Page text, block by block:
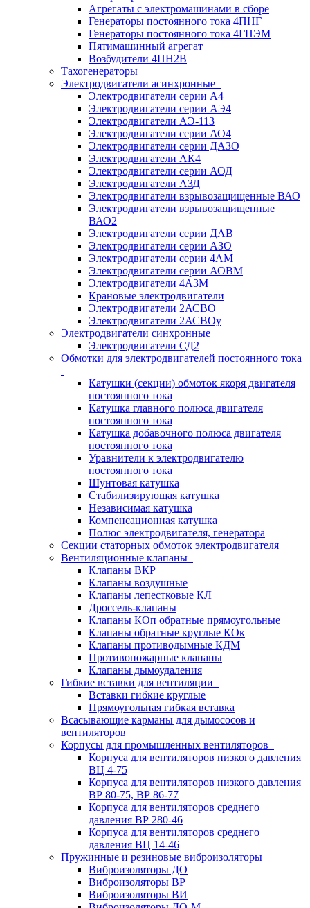
Агрегаты с электромашинами в сборе
Генераторы постоянного тока 4ПНГ
Генераторы постоянного тока 4ГПЭМ
Пятимашинный агрегат
Возбудители 4ПН2В
Тахогенераторы
Электродвигатели асинхронные
Электродвигатели серии А4
Электродвигатели серии АЭ4
Электродвигатели АЭ-113
Электродвигатели серии АО4
Электродвигатели серии ДАЗО
Электродвигатели АК4
Электродвигатели серии АОД
Электродвигатели АЗД
Электродвигатели взрывозащищенные ВАО
Электродвигатели взрывозащищенные
ВАО2
Электродвигатели серии ДАВ
Электродвигатели серии АЗО
Электродвигатели серии 4АМ
Электродвигатели серии АОВМ
Электродвигатели 4АЗМ
Крановые электродвигатели
Электродвигатели 2АСВО
Электродвигатели 2АСВОу
Электродвигатели синхронные
Электродвигатели СД2
Обмотки для электродвигателей постоянного тока
Катушки (секции) обмоток якоря двигателя
постоянного тока
Катушка главного полюса двигателя
постоянного тока
Катушка добавочного полюса двигателя
постоянного тока
Уравнители к электродвигателю
постоянного тока
Шунтовая катушка
Стабилизирующая катушка
Независимая катушка
Компенсационная катушка
Полюс электродвигателя, генератора
Секции статорных обмоток электродвигателя
Вентиляционные клапаны
Клапаны ВКР
Клапаны воздушные
Клапаны лепестковые КЛ
Дроссель-клапаны
Клапаны КОп обратные прямоугольные
Клапаны обратные круглые КОк
Клапаны противодымные КДМ
Противопожарные клапаны
Клапаны дымоудаления
Гибкие вставки для вентиляции
Вставки гибкие круглые
Прямоугольная гибкая вставка
Всасывающие карманы для дымососов и
вентиляторов
Корпусы для промышленных вентиляторов
Корпуса для вентиляторов низкого давления
ВЦ 4-75
Корпуса для вентиляторов низкого давления
ВР 80-75, ВР 86-77
Корпуса для вентиляторов среднего
давления ВР 280-46
Корпуса для вентиляторов среднего
давления ВЦ 14-46
Пружинные и резиновые виброизоляторы
Виброизоляторы ДО
Виброизоляторы ВР
Виброизоляторы ВИ